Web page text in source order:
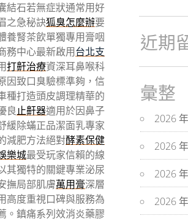
結石若無症狀通常用好
之急秘訣狐臭怎麼辦要
養腎茶飲單獨專用膏咽
務中心最新啟用台北支
打鼾治療資深耳鼻喉科
因致口臭驗標準夠，信
種打造頭皮調理精華的
良止鼾器適用於因鼻子
緩除蟎正品潔面乳專家
減肥方法絕對酵素保健
樂城最受玩家信賴的線
其獨特的關鍵專業泌尿
撫局部肌膚萬用膏深層
高度重視口碑與服務為
。鎮痛系列效消炎藥膠
近期
彙整
2026
2026
2026
2026